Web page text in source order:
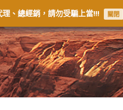
、總經銷，請勿受騙上當!!! 關閉